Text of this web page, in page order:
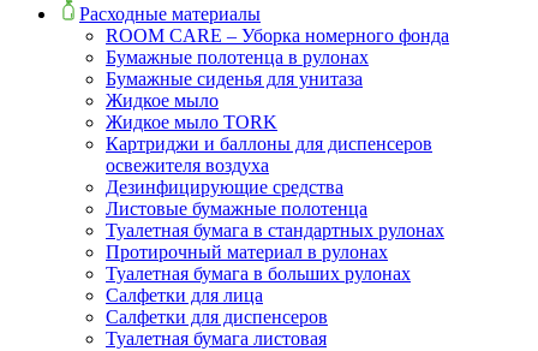
Расходные материалы
ROOM CARE – Уборка номерного фонда
Бумажные полотенца в рулонах
Бумажные сиденья для унитаза
Жидкое мыло
Жидкое мыло TORK
Картриджи и баллоны для диспенсеров
освежителя воздуха
Дезинфицирующие средства
Листовые бумажные полотенца
Туалетная бумага в стандартных рулонах
Протирочный материал в рулонах
Туалетная бумага в больших рулонах
Салфетки для лица
Салфетки для диспенсеров
Туалетная бумага листовая